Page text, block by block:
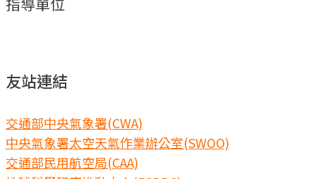
友站連結
交通部中央氣象署(CWA)
中央氣象署太空天氣作業辦公室(SWOO)
交通部民用航空局(CAA)